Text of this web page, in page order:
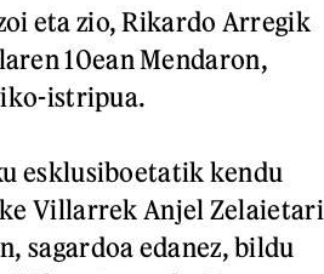
eta zio, Rikardo Arregik
10ean Mendaron,
istripua.
esklusiboetatik kendu
Villarrek Anjel Zelaietari
sagardoa edanez, bildu